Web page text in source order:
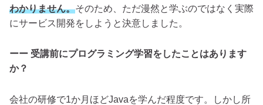
わかりません。そのため、ただ漫然と学ぶのではなく実際
にサービス開発をしようと決意しました。
ーー 受講前にプログラミング学習をしたことはあります
か？
会社の研修で1か月ほどJavaを学んだ程度です。しかし所